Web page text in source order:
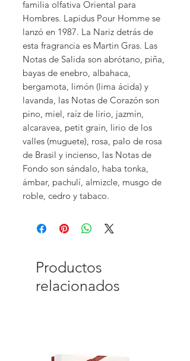
familia olfativa Oriental para
Hombres. Lapidus Pour Homme se
lanzó en 1987. La Nariz detrás de
esta fragrancia es Martin Gras. Las
Notas de Salida son abrótano, piña,
bayas de enebro, albahaca,
bergamota, limón (lima ácida) y
lavanda, las Notas de Corazón son
pino, miel, raíz de lirio, jazmín,
alcaravea, petit grain, lirio de los
valles (muguete), rosa, palo de rosa
de Brasil y incienso, las Notas de
Fondo son sándalo, haba tonka,
ámbar, pachulí, almizcle, musgo de
roble, cedro y tabaco.
Productos
relacionados